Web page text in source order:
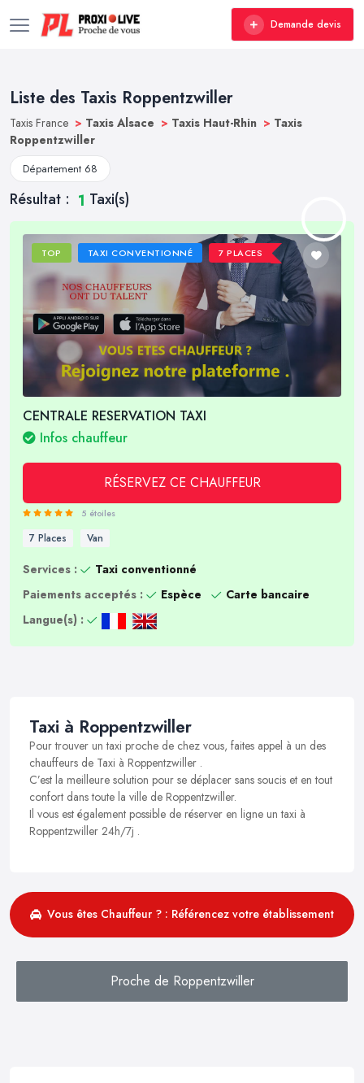
Demande devis
Liste des Taxis Roppentzwiller
Taxis France > Taxis Alsace > Taxis Haut-Rhin > Taxis
Roppentzwiller
Département 68
Résultat : 1 Taxi(s)
TOP TAXI CONVENTIONNÉ 7 PLACES
CENTRALE RESERVATION TAXI
Infos chauffeur
RÉSERVEZ CE CHAUFFEUR
5 étoiles
7 Places Van
Services :
Taxi conventionné
Paiements acceptés :
Espèce
Carte bancaire
Langue(s) :
Taxi à Roppentzwiller
Pour trouver un taxi proche de chez vous, faites appel à un des
chauffeurs de Taxi à Roppentzwiller .
C’est la meilleure solution pour se déplacer sans soucis et en tout
confort dans toute la ville de Roppentzwiller.
Il vous est également possible de réserver en ligne un taxi à
Roppentzwiller 24h/7j .
Vous êtes Chauffeur ? : Référencez votre établissement
Proche de Roppentzwiller